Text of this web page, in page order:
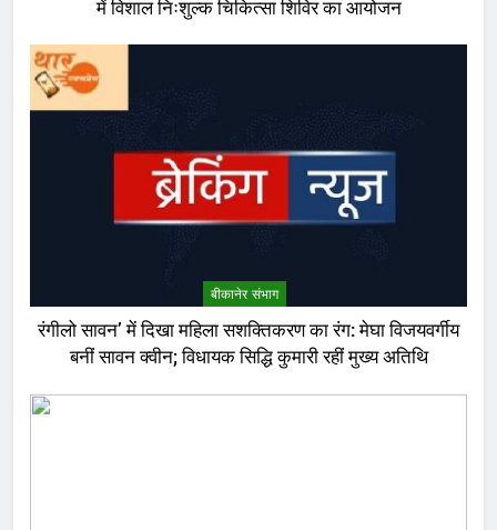
में विशाल निःशुल्क चिकित्सा शिविर का आयोजन
बीकानेर संभाग
रंगीलो सावन’ में दिखा महिला सशक्तिकरण का रंग: मेघा विजयवर्गीय
बनीं सावन क्वीन; विधायक सिद्धि कुमारी रहीं मुख्य अतिथि